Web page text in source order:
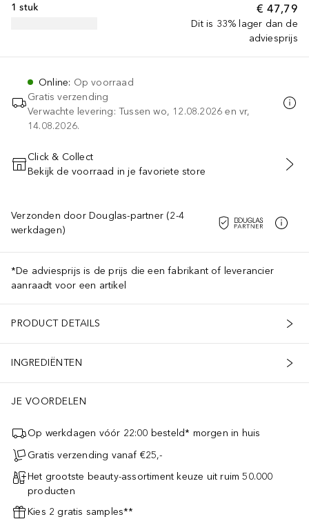
€ 47,79
Dit is 33% lager dan de
adviesprijs
1 stuk
Online: Op voorraad
Gratis verzending
Verwachte levering: Tussen wo, 12.08.2026 en vr,
14.08.2026.
VOEG TOE AAN WINKELMANDJE
Click & Collect
Bekijk de voorraad in je favoriete store
Verzonden door Douglas-partner (2-4
werkdagen)
*De adviesprijs is de prijs die een fabrikant of leverancier
aanraadt voor een artikel
PRODUCT DETAILS
INGREDIËNTEN
JE VOORDELEN
Op werkdagen vóór 22:00 besteld* morgen in huis
Gratis verzending vanaf €25,-
Het grootste beauty-assortiment keuze uit ruim 50.000
producten
Kies 2 gratis samples**